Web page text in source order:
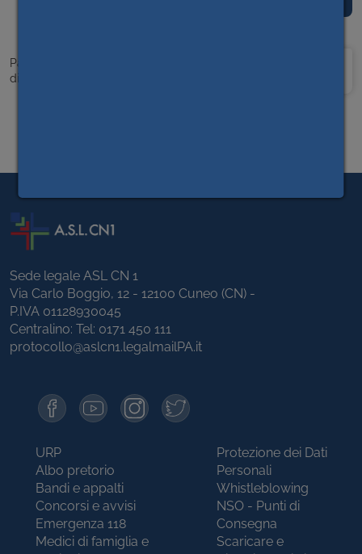
Pagina 1
di 1
Sede legale ASL CN 1
Via Carlo Boggio, 12 - 12100 Cuneo (CN) -
P.IVA 01128930045
Centralino: Tel: 0171 450 111
protocollo@aslcn1.legalmailPA.it
URP
Albo pretorio
Bandi e appalti
Concorsi e avvisi
Emergenza 118
Medici di famiglia e
Protezione dei Dati
Personali
Whistleblowing
NSO - Punti di
Consegna
Scaricare e